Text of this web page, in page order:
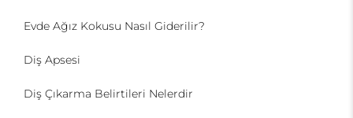
Evde Ağız Kokusu Nasıl Giderilir?
Diş Apsesi
Diş Çıkarma Belirtileri Nelerdir